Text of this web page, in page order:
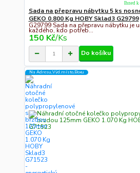
Sada na přepravu nábytku 5 ks
GEKO 0.800 Kg HOBY Sklad3 G29799
G29799 Sada na přepravu nábytku je
každého, kdo potřeb...
150 Kč/Ks
Ihned k
Do košíku
Na Adresu,Výd.místo,Boxu